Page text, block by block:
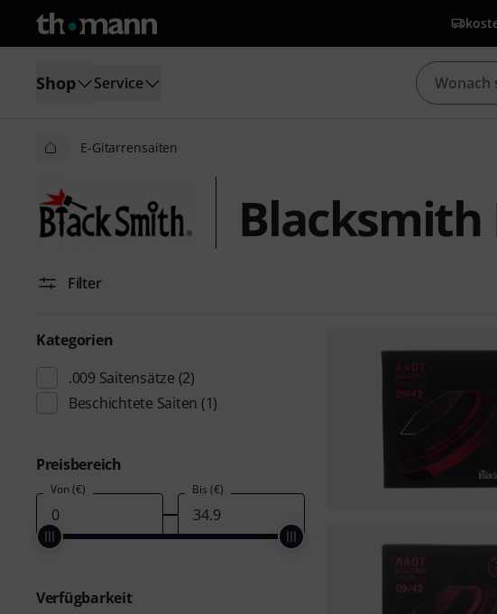
Shop Service
E-Gitarrensaiten
Blacksmith
Filter
Kategorien
.009 Saitensätze (2)
Beschichtete Saiten (1)
Preisbereich
Von (€) Bis (€)
Verfügbarkeit